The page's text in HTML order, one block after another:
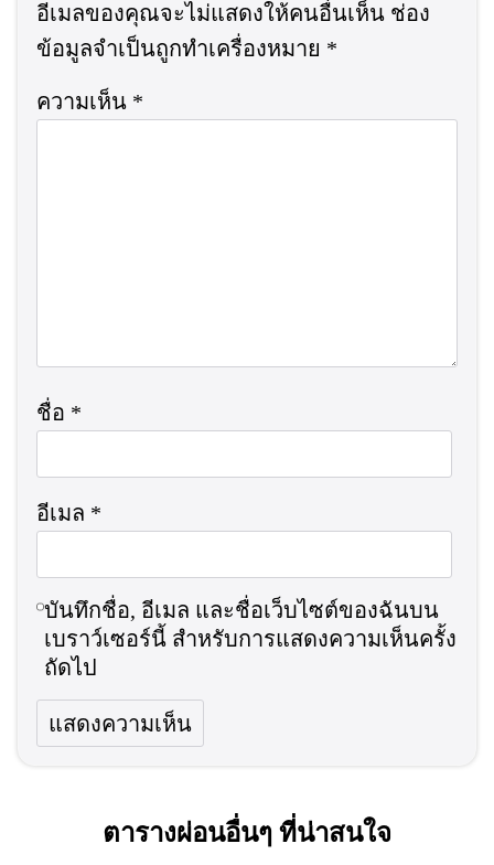
อีเมลของคุณจะไม่แสดงให้คนอื่นเห็น ช่อง
ข้อมูลจำเป็นถูกทำเครื่องหมาย *
ความเห็น *
ชื่อ *
อีเมล *
บันทึกชื่อ, อีเมล และชื่อเว็บไซต์ของฉันบน
เบราว์เซอร์นี้ สำหรับการแสดงความเห็นครั้ง
ถัดไป
ตารางผ่อนอื่นๆ ที่น่าสนใจ